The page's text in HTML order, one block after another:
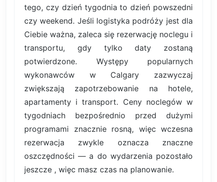
tego, czy dzień tygodnia to dzień powszedni
czy weekend. Jeśli logistyka podróży jest dla
Ciebie ważna, zaleca się rezerwację noclegu i
transportu, gdy tylko daty zostaną
potwierdzone. Występy popularnych
wykonawców w Calgary zazwyczaj
zwiększają zapotrzebowanie na hotele,
apartamenty i transport. Ceny noclegów w
tygodniach bezpośrednio przed dużymi
programami znacznie rosną, więc wczesna
rezerwacja zwykle oznacza znaczne
oszczędności — a do wydarzenia pozostało
jeszcze , więc masz czas na planowanie.